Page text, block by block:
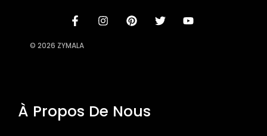
© 2026 ZYMALA
À Propos De Nous